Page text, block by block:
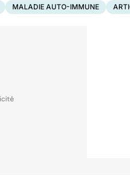
MALADIE AUTO-IMMUNE